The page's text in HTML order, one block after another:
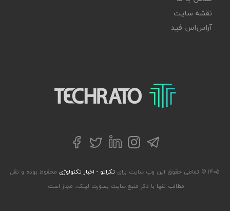
نقشه سایت
آر‌اس‌اس فید
تکراتو – زندگی با تکنولوژی
تلگراماینستاگرام
لینکداینتوییترفیسبوک
۱۴۰۵ © تمامی حقوق این وب سایت برای تکراتو - اخبار تکنولوژی محفوظ بوده و نقل
مطالب تنها با ذکر منبع سایت بصورت لینک، مجاز است.